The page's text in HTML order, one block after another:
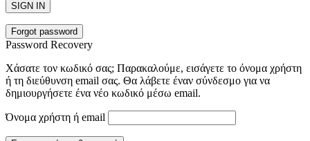
SIGN IN
Forgot password
Password Recovery
Χάσατε τον κωδικό σας; Παρακαλούμε, εισάγετε το όνομα χρήστη
ή τη διεύθυνση email σας. Θα λάβετε έναν σύνδεσμο για να
δημιουργήσετε ένα νέο κωδικό μέσω email.
Όνομα χρήστη ή email